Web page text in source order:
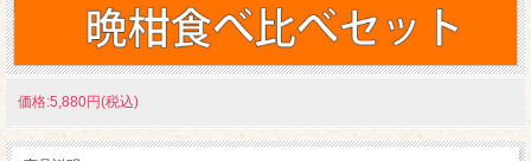
価格:5,880円(税込)